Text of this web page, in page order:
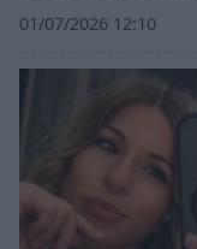
01/07/2026 12:10